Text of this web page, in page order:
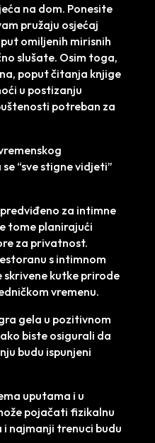
na dom. Ponesite
pružaju osjećaj
omiljenih mirisnih
slušate. Osim toga,
poput čitanja knjige
u postizanju
potreban za
“sve stigne vidjeti”
za intimne
tome planirajući
za privatnost.
s intimnom
kutke prirode
vremenu.
gela u pozitivnom
biste osigurali da
budu ispunjeni
uputama i u
pojačati fizikalnu
najmanji trenuci budu